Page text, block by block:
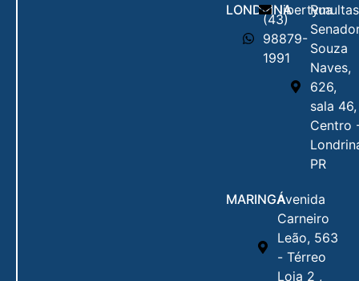
LONDRINA
(43)
98879-
1991
Rua
Souza
Naves,
626,
sala 46,
Centro
PR
MARINGÁAvenida
Carneiro
Leão, 563
- Térreo
Loja 2 ,